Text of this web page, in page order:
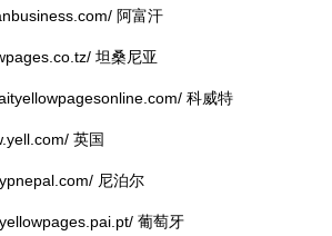
阿富汗
坦桑尼亚
科威特
英国
尼泊尔
葡萄牙